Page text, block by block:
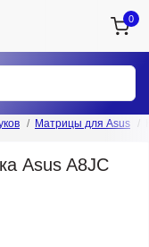
0
Матрицы для Asus
Asus A8JC